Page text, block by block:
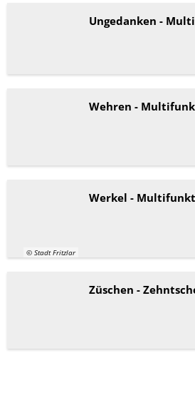
Ungedanken -
Wehren -
© Stadt Fritzlar
Werkel -
Züschen -